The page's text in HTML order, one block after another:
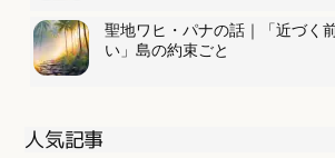
聖地ワヒ・パナの話｜「近づく
い」島の約束ごと
人気記事